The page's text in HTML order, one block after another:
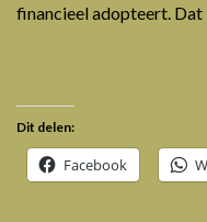
financieel adopteert. Dat
Dit delen:
Facebook